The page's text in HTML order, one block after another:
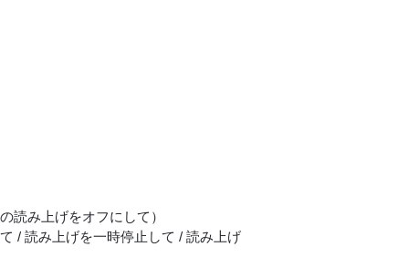
読み上げをオフにして）
/ 読み上げを一時停止して / 読み上げ